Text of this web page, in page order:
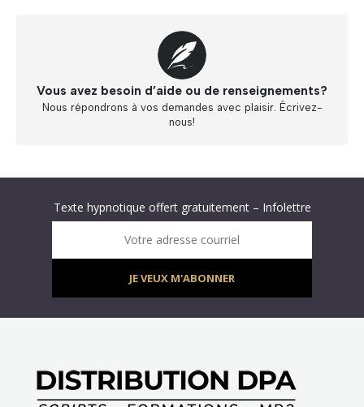
Vous avez besoin d’aide ou de renseignements?
Nous répondrons à vos demandes avec plaisir. Écrivez-
nous!
Texte hypnotique offert gratuitement – Infolettre
Infolettre : obtenez un MP3 d’hypnose gratuit !
Votre adresse courriel
JE VEUX M'ABONNER